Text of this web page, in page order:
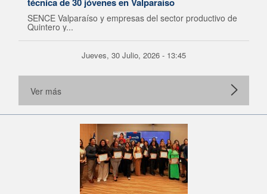
SENCE Valparaíso y empresas del sector productivo de
Quintero y...
Jueves, 30 Julio, 2026 - 13:45
Ver más